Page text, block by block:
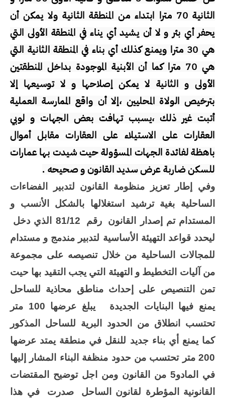
الثانية 70 مترا ابتداء من المنطقة الثانية ولا يمكن أن
يحفر أي بئر و لا أن يشيد أي يناء في المنطقة الأولى التي
هي 30 مترا ويمنع كذلك أي بناء في المنطقة الثانية التي
هي 70 مترا كما أن الأبنية الموجودة بداخل المنطقتين
الأولى و الثانية لا يمكن إصلاحها و لا توسيعها إلا
بترخيص الولاة المحليين ،إلا أن واقع الممارسة العملية
أتبت غير ذلك ،يسبب تهافت بعض الجهات و لوبي
العقارات على الاستيلاء على العقارات مقابل أموال
باهظة لفائدة الجهات المسؤولة حيت شيدت بها عمارات
للسكن ضاربة عرض سديد القانون و صحيحه .
وفي إطار تعزيز منظومة القانون لتدبير الفضاءات
الساحلية بغية ترشيد استغلالها بالشكل الأنسب و
المستدام تم إصدار القانون
رقم
81/12 الذي دخل
ليحدد قواعد التهيئة الأساسية لتدبير مندمج و مستدام
للمجالات الساحلية من خلال تنصيصه على مجموعة
من آليات التخطيط و التهيئة التي يجب التقيد بها حيت
تمن التنصيص على إحداث مناطق محاذية للساحل
يمنع فيها البنايات الجديدة
يبلغ عرضها 100 متر
تحتسب انطلاق من الحدود البرية للساحل المذكور
كما يمنع أي بناء جديد للنقل في منطقة يمتد عرضها
200 متر تحتسب من حدود منظفة البناء المشار إليها
في المادو5 من القانون ومن اجل توضيح المقتضات
القانونية المؤطرة لقانون الساحل
صدرت
في هذا